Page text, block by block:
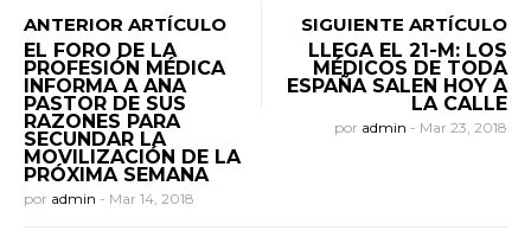
ANTERIOR ARTÍCULO
EL FORO DE LA
PROFESIÓN MÉDICA
INFORMA A ANA
PASTOR DE SUS
RAZONES PARA
SECUNDAR LA
MOVILIZACIÓN DE LA
PRÓXIMA SEMANA
por admin - Mar 14, 2018
SIGUIENTE ARTÍCULO
LLEGA EL 21-M: LOS
MÉDICOS DE TODA
ESPAÑA SALEN HOY A
LA CALLE
por admin - Mar 23, 2018